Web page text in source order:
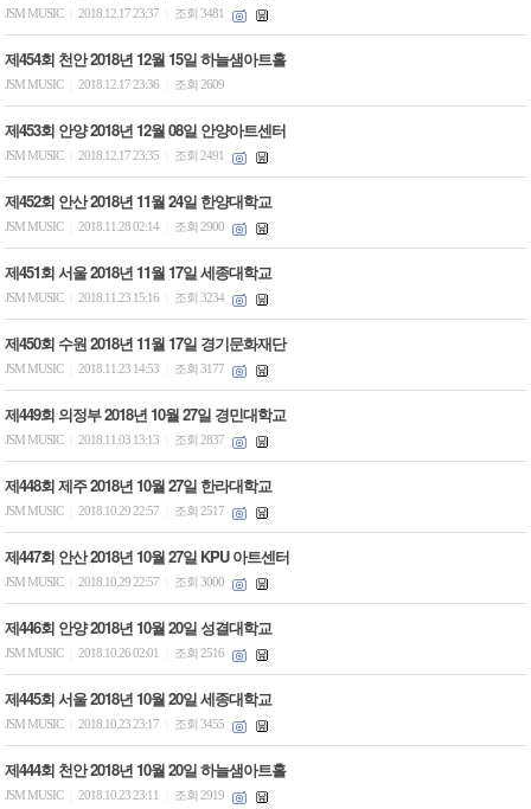
JSM MUSIC 2018.12.17 23:37 조회 3481
제454회 천안 2018년 12월 15일 하늘샘아트홀
JSM MUSIC 2018.12.17 23:36 조회 2609
제453회 안양 2018년 12월 08일 안양아트센터
JSM MUSIC 2018.12.17 23:35 조회 2491
제452회 안산 2018년 11월 24일 한양대학교
JSM MUSIC 2018.11.28 02:14 조회 2900
제451회 서울 2018년 11월 17일 세종대학교
JSM MUSIC 2018.11.23 15:16 조회 3234
제450회 수원 2018년 11월 17일 경기문화재단
JSM MUSIC 2018.11.23 14:53 조회 3177
제449회 의정부 2018년 10월 27일 경민대학교
JSM MUSIC 2018.11.03 13:13 조회 2837
제448회 제주 2018년 10월 27일 한라대학교
JSM MUSIC 2018.10.29 22:57 조회 2517
제447회 안산 2018년 10월 27일 KPU 아트센터
JSM MUSIC 2018.10.29 22:57 조회 3000
제446회 안양 2018년 10월 20일 성결대학교
JSM MUSIC 2018.10.26 02:01 조회 2516
제445회 서울 2018년 10월 20일 세종대학교
JSM MUSIC 2018.10.23 23:17 조회 3455
제444회 천안 2018년 10월 20일 하늘샘아트홀
JSM MUSIC 2018.10.23 23:11 조회 2919